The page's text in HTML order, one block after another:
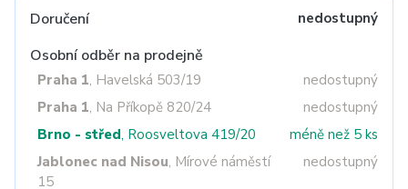
Doručení nedostupný
Osobní odběr na prodejně
Praha 1, Havelská 503/19
nedostupný
Praha 1, Na Příkopě 820/24
nedostupný
Brno - střed, Roosveltova 419/20
méně než 5 ks
Jablonec nad Nisou, Mírové náměstí
15
nedostupný